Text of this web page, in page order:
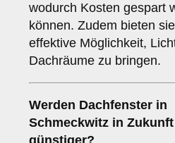
wodurch Kosten gespart
können. Zudem bieten
effektive Möglichkeit,
Dachräume zu bringen.
Werden Dachfenster in
Schmeckwitz in Zukunft